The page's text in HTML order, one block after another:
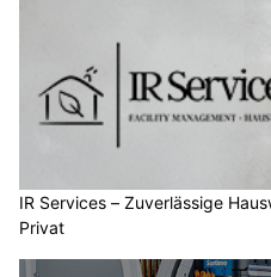
IR Services – Zuverlässige
Privat